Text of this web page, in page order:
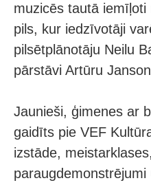
muzicēs tautā
pils, kur iedzīvotāji
pilsētplānotāju Neilu
pārstāvi Artūru
Jaunieši, ģimenes ar
gaidīts pie VEF
izstāde,